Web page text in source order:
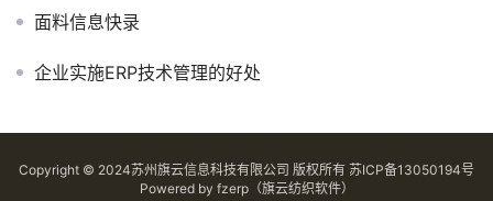
面料信息快录
企业实施ERP技术管理的好处
Copyright © 2024苏州旗云信息科技有限公司 版权所有 苏ICP备13050194号
Powered by fzerp（旗云纺织软件）